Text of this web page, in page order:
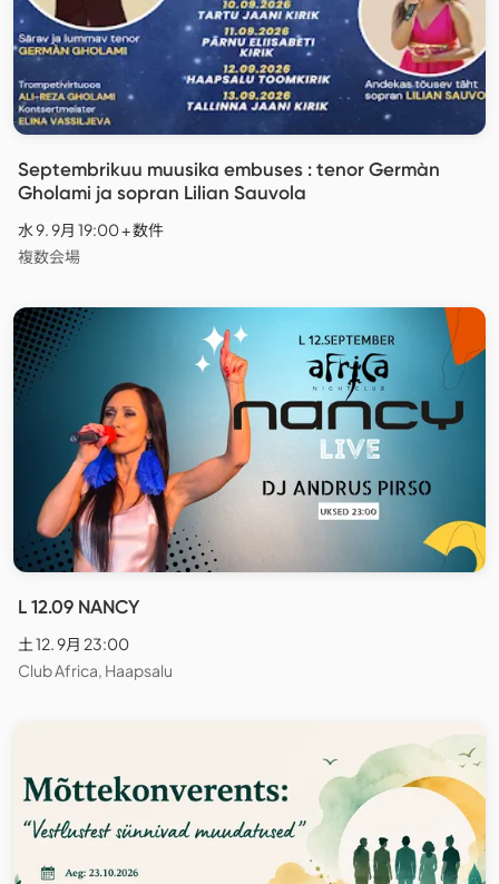
Septembrikuu muusika embuses : tenor Germàn
Gholami ja sopran Lilian Sauvola
水 9. 9月 19:00 + 数件
複数会場
L 12.09 NANCY
土 12. 9月 23:00
Club Africa, Haapsalu